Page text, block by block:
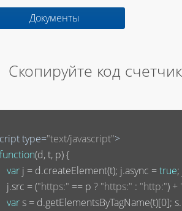
Документы
Скопируйте код
type="text/javascript">
function(d, t, p) {
var j = d.createElement(t); j.async = true
j.src = (
"https:" == p ? "https:" : "http:") +
var s = d.getElementsByTagName(t)[0];